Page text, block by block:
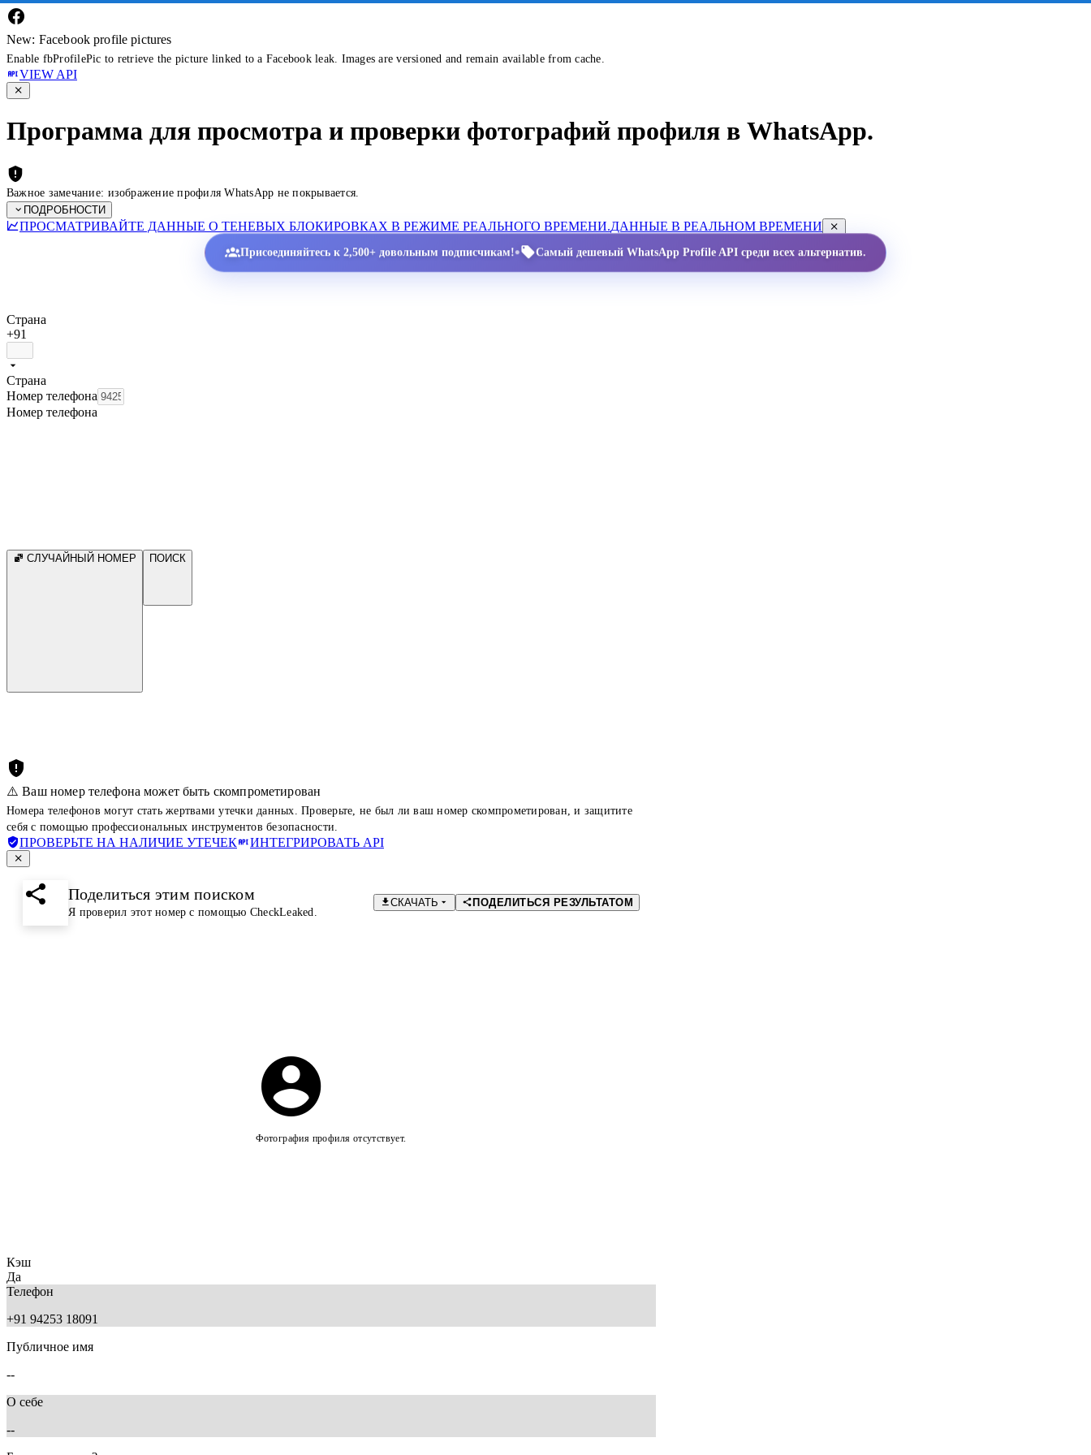
New: Facebook profile pictures
Enable fbProfilePic to retrieve the picture linked to a Facebook leak. Images are versioned and remain available from cache.
VIEW API
Программа для просмотра и проверки фотографий профиля в WhatsApp.
Важное замечание: изображение профиля WhatsApp не покрывается.
ПОДРОБНОСТИ
ПРОСМАТРИВАЙТЕ ДАННЫЕ О ТЕНЕВЫХ БЛОКИРОВКАХ В РЕЖИМЕ РЕАЛЬНОГО ВРЕМЕНИ.ДАННЫЕ В РЕАЛЬНОМ ВРЕМЕНИ
Присоединяйтесь к 2,500+ довольным подписчикам!• Самый дешевый WhatsApp Profile API среди всех альтернатив.
Страна
+91
Страна
Номер телефона
Номер телефона
СЛУЧАЙНЫЙ НОМЕР ПОИСК
⚠️ Ваш номер телефона может быть скомпрометирован
Номера телефонов могут стать жертвами утечки данных. Проверьте, не был ли ваш номер скомпрометирован, и защитите
себя с помощью профессиональных инструментов безопасности.
ПРОВЕРЬТЕ НА НАЛИЧИЕ УТЕЧЕК ИНТЕГРИРОВАТЬ API
Поделиться этим поиском
Я проверил этот номер с помощью CheckLeaked.
СКАЧАТЬ ПОДЕЛИТЬСЯ РЕЗУЛЬТАТОМ
Фотография профиля отсутствует.
Кэш
Да
Телефон
+91 94253 18091
Публичное имя
--
О себе
--